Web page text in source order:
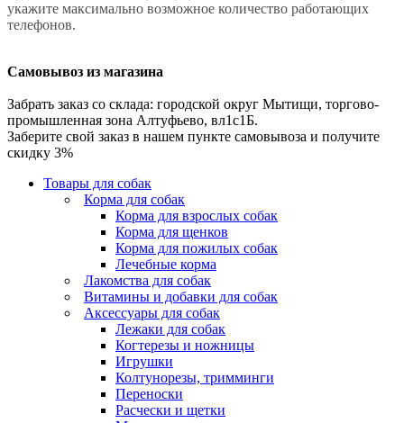
укажите максимально возможное количество работающих
телефонов.
Самовывоз из магазина
Забрать заказ со склада: городской округ Мытищи, торгово-
промышленная зона Алтуфьево, вл1с1Б.
Заберите свой заказ в нашем пункте самовывоза и получите
скидку 3%
Товары для собак
Корма для собак
Корма для взрослых собак
Корма для щенков
Корма для пожилых собак
Лечебные корма
Лакомства для собак
Витамины и добавки для собак
Аксессуары для собак
Лежаки для собак
Когтерезы и ножницы
Игрушки
Колтунорезы, тримминги
Переноски
Расчески и щетки